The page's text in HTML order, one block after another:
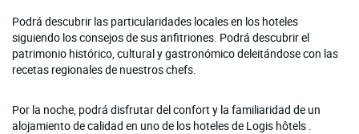
Podrá descubrir las particularidades locales en los hoteles
siguiendo los consejos de sus anfitriones. Podrá descubrir el
patrimonio histórico, cultural y gastronómico deleitándose con las
recetas regionales de nuestros chefs.
Por la noche, podrá disfrutar del confort y la familiaridad de un
alojamiento de calidad en uno de los hoteles de Logis hôtels .